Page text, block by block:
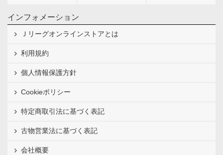
インフォメーション
Ｊリーグオンラインストアとは
利用規約
個人情報保護方針
Cookieポリシー
特定商取引法に基づく表記
古物営業法に基づく表記
会社概要